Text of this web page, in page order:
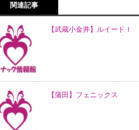
関連記事
【武蔵小金井】ルイードＩ
【蒲田】フェニックス